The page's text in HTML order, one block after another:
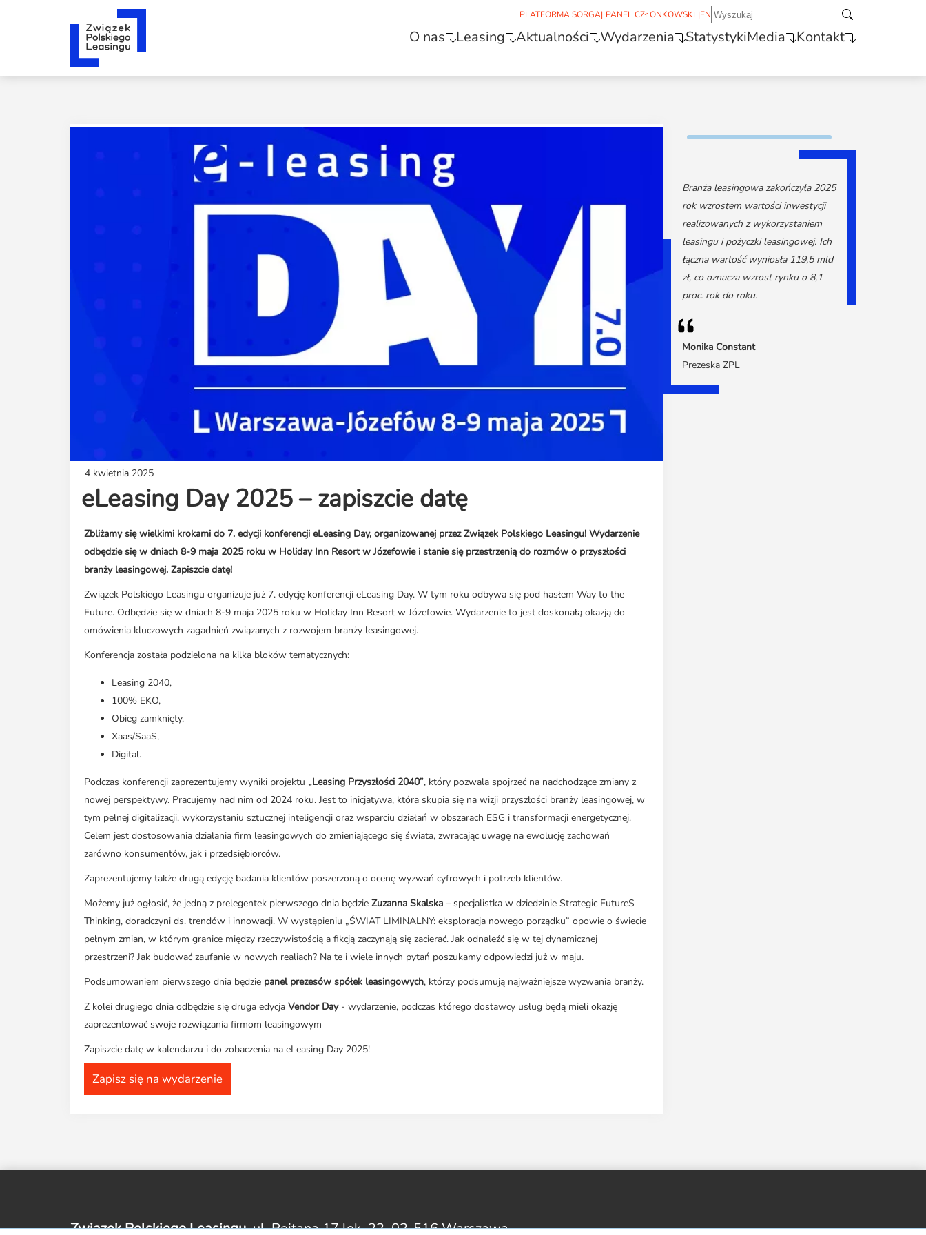
PLATFORMA SORGA| PANEL CZŁONKOWSKI |EN
O nas Leasing Aktualności Wydarzenia StatystykiMedia Kontakt
4 kwietnia 2025
eLeasing Day 2025 – zapiszcie datę
Zbliżamy się wielkimi krokami do 7. edycji konferencji eLeasing Day, organizowanej przez Związek Polskiego Leasingu! Wydarzenie
odbędzie się w dniach 8-9 maja 2025 roku w Holiday Inn Resort w Józefowie i stanie się przestrzenią do rozmów o przyszłości
branży leasingowej. Zapiszcie datę!
Związek Polskiego Leasingu organizuje już 7. edycję konferencji eLeasing Day. W tym roku odbywa się pod hasłem Way to the
Future. Odbędzie się w dniach 8-9 maja 2025 roku w Holiday Inn Resort w Józefowie. Wydarzenie to jest doskonałą okazją do
omówienia kluczowych zagadnień związanych z rozwojem branży leasingowej.
Konferencja została podzielona na kilka bloków tematycznych:
Leasing 2040,
100% EKO,
Obieg zamknięty,
Xaas/SaaS,
Digital.
Podczas konferencji zaprezentujemy wyniki projektu „Leasing Przyszłości 2040”, który pozwala spojrzeć na nadchodzące zmiany z
nowej perspektywy. Pracujemy nad nim od 2024 roku. Jest to inicjatywa, która skupia się na wizji przyszłości branży leasingowej, w
tym pełnej digitalizacji, wykorzystaniu sztucznej inteligencji oraz wsparciu działań w obszarach ESG i transformacji energetycznej.
Celem jest dostosowania działania firm leasingowych do zmieniającego się świata, zwracając uwagę na ewolucję zachowań
zarówno konsumentów, jak i przedsiębiorców.
Zaprezentujemy także drugą edycję badania klientów poszerzoną o ocenę wyzwań cyfrowych i potrzeb klientów.
Możemy już ogłosić, że jedną z prelegentek pierwszego dnia będzie Zuzanna Skalska – specjalistka w dziedzinie Strategic FutureS
Thinking, doradczyni ds. trendów i innowacji. W wystąpieniu „ŚWIAT LIMINALNY: eksploracja nowego porządku” opowie o świecie
pełnym zmian, w którym granice między rzeczywistością a fikcją zaczynają się zacierać. Jak odnaleźć się w tej dynamicznej
przestrzeni? Jak budować zaufanie w nowych realiach? Na te i wiele innych pytań poszukamy odpowiedzi już w maju.
Podsumowaniem pierwszego dnia będzie panel prezesów spółek leasingowych, którzy podsumują najważniejsze wyzwania branży.
Z kolei drugiego dnia odbędzie się druga edycja Vendor Day- wydarzenie, podczas którego dostawcy usług będą mieli okazję
zaprezentować swoje rozwiązania firmom leasingowym
Zapiszcie datę w kalendarzu i do zobaczenia na eLeasing Day 2025!
Zapisz się na wydarzenie
Branża leasingowa zakończyła 2025
rok wzrostem wartości inwestycji
realizowanych z wykorzystaniem
leasingu i pożyczki leasingowej. Ich
łączna wartość wyniosła 119,5 mld
zł, co oznacza wzrost rynku o 8,1
proc. rok do roku.
Monika Constant
Prezeska ZPL
Związek Polskiego Leasingu,ul. Rejtana 17 lok. 22,02-516 Warszawa